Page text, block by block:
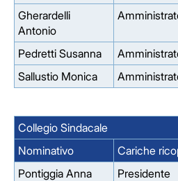
Gherardelli
Antonio
Pedretti Susanna
Sallustio Monica
Collegio Sindacale
Nominativo
Cariche
Pontiggia Anna
Presidente